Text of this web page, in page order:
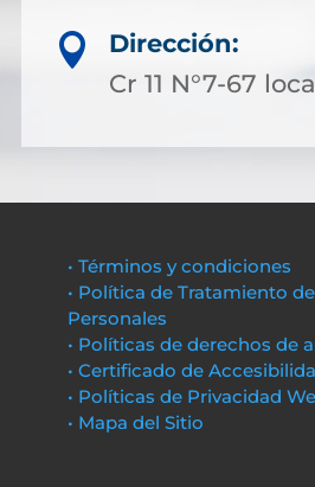

Dirección:
Cr 11 N°7-67
• Términos y condiciones
• Política de Tratamiento
Personales
• Políticas de derechos de
• Certificado de
• Políticas de Privacidad
• Mapa del Sitio